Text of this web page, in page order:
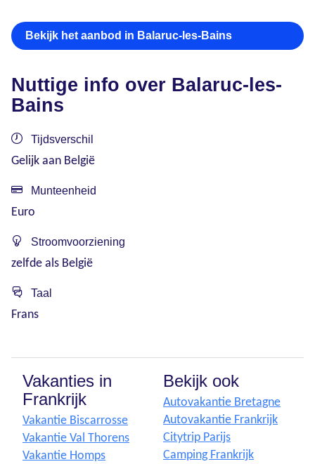
Bekijk het aanbod in Balaruc-les-Bains
Nuttige info over Balaruc-les-
Bains
Tijdsverschil
Gelijk aan België
Munteenheid
Euro
Stroomvoorziening
zelfde als België
Taal
Frans
Vakanties in
Frankrijk
Vakantie Biscarrosse
Vakantie Val Thorens
Vakantie Homps
Bekijk ook
Autovakantie Bretagne
Autovakantie Frankrijk
Citytrip Parijs
Camping Frankrijk